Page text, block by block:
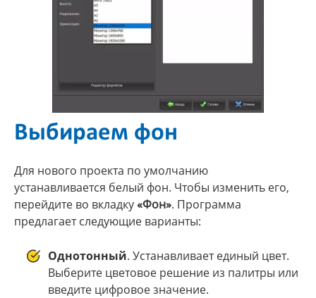
Выбираем фон
Для нового проекта по умолчанию
устанавливается белый фон. Чтобы изменить его,
перейдите во вкладку«Фон». Программа
предлагает следующие варианты:
Однотонный. Устанавливает единый цвет.
Выберите цветовое решение из палитры или
введите цифровое значение.